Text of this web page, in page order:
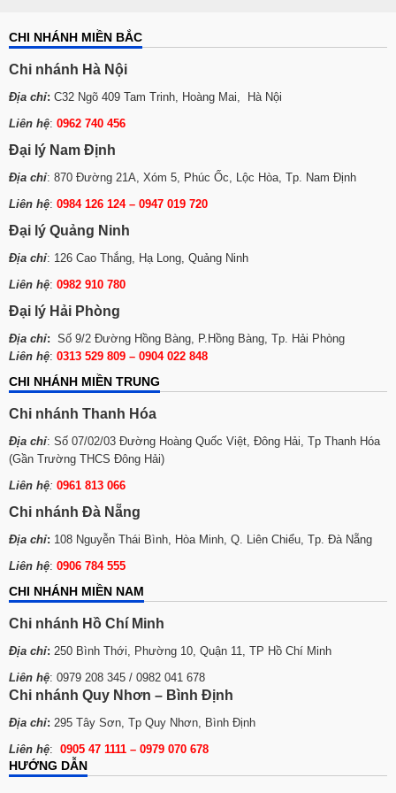
CHI NHÁNH MIỀN BẮC
Chi nhánh Hà Nội
Địa chỉ: C32 Ngõ 409 Tam Trinh, Hoàng Mai, Hà Nội
Liên hệ: 0962 740 456
Đại lý Nam Định
Địa chỉ: 870 Đường 21A, Xóm 5, Phúc Ốc, Lộc Hòa, Tp. Nam Định
Liên hệ: 0984 126 124 – 0947 019 720
Đại lý Quảng Ninh
Địa chỉ: 126 Cao Thắng, Hạ Long, Quảng Ninh
Liên hệ: 0982 910 780
Đại lý Hải Phòng
Địa chỉ: Số 9/2 Đường Hồng Bàng, P.Hồng Bàng, Tp. Hải Phòng
Liên hệ: 0313 529 809 – 0904 022 848
CHI NHÁNH MIỀN TRUNG
Chi nhánh Thanh Hóa
Địa chỉ: Số 07/02/03 Đường Hoàng Quốc Việt, Đông Hải, Tp Thanh Hóa
(Gần Trường THCS Đông Hải)
Liên hệ: 0961 813 066
Chi nhánh Đà Nẵng
Địa chỉ: 108 Nguyễn Thái Bình, Hòa Minh, Q. Liên Chiểu, Tp. Đà Nẵng
Liên hệ: 0906 784 555
CHI NHÁNH MIỀN NAM
Chi nhánh Hồ Chí Minh
Địa chỉ: 250 Bình Thới, Phường 10, Quận 11, TP Hồ Chí Minh
Liên hệ: 0979 208 345 / 0982 041 678
Chi nhánh Quy Nhơn – Bình Định
Địa chỉ: 295 Tây Sơn, Tp Quy Nhơn, Bình Định
Liên hệ: 0905 47 1111 – 0979 070 678
HƯỚNG DẪN